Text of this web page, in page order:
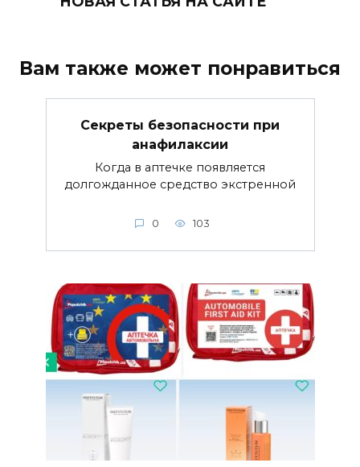
Вам также может понравиться
Секреты безопасности при
анафилаксии
Когда в аптечке появляется
долгожданное средство экстренной
0 103